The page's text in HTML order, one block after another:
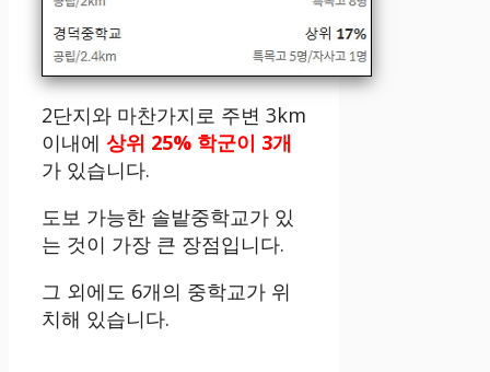
2단지와 마찬가지로 주변 3km
이내에 상위 25% 학군이 3개
가 있습니다.
도보 가능한 솔밭중학교가 있
는 것이 가장 큰 장점입니다.
그 외에도 6개의 중학교가 위
치해 있습니다.